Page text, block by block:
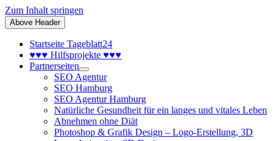
Zum Inhalt springen
Above Header
Startseite Tageblatt24
♥♥♥ Hilfsprojekte ♥♥♥
Partnerseiten
SEO Agentur
SEO Hamburg
SEO Agentur Hamburg
Natürliche Gesundheit für ein langes und vitales Leben
Abnehmen ohne Diät
Photoshop & Grafik Design – Logo-Erstellung, 3D